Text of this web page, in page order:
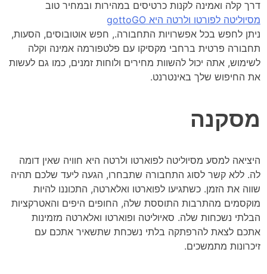
דרך קלה ואמינה לקנות כרטיסים במהירות ובמחיר טוב
מסיוליטה לפורטו ולרטה היא gottoGO
ניתן לחפש בכל אפשרויות התחבורה., חפש אוטובוסים, הסעות,
תחבורה פרטית ברחבי מקסיקו עם פלטפורמה אמינה וקלה
לשימוש, אתה יכול להשוות מחירים ולוחות זמנים, כמו גם לעשות
את החיפוש שלך באינטרנט.
מסקנה
היציאה למסע מסיוליטה לפוארטו ולרטה היא חוויה שאין דומה
לה. ללא קשר לסוג התחבורה שתבחרו, הגעה ליעד שלכם תהיה
שווה את הזמן. כשתגיעו לפוארטו ואלארטה, התכוננו להיות
מוקסמים מהתרבות התוססת שלה, החופים היפים והאטרקציות
הבלתי נשכחות שלה. סאיוליטה ופוארטו ואלארטה מזמינות
אתכם לצאת להרפתקה בלתי נשכחת שתשאיר אתכם עם
זיכרונות מתמשכים.